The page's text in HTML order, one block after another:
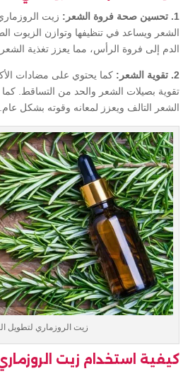
1. تحسين صحة فروة الشعر:
زيت
الشعر ويساعد في تنظيفها وتوازن الزيوت
الدم إلى فروة الرأس، مما يعزز تغذية
2. تقوية الشعر:
كما يحتوي على مضادات
تقوية بصيلات الشعر والحد من التساقط.
الشعر التالف ويعزز لمعانه وقوته بشكل عام.
زيت الروزماري لتطويل
كيفية استخدام زيت